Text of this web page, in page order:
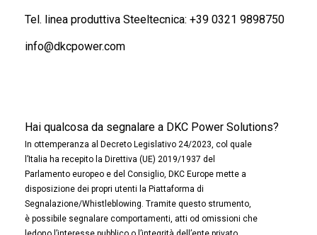
Tel. linea produttiva Steeltecnica: +39 0321 9898750
info@dkcpower.com
Hai qualcosa da segnalare a DKC Power Solutions?
In ottemperanza al Decreto Legislativo 24/2023, col quale
l’Italia ha recepito la Direttiva (UE) 2019/1937 del
Parlamento europeo e del Consiglio, DKC Europe mette a
disposizione dei propri utenti la Piattaforma di
Segnalazione/Whistleblowing. Tramite questo strumento,
è possibile segnalare comportamenti, atti od omissioni che